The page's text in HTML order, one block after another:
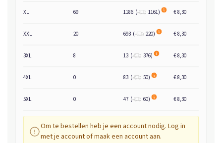
XL 69 1186 ( 1161) € 8,30
XXL 20 693 ( 220) € 8,30
3XL 8 13 ( 376) € 8,30
4XL 0 83 ( 50) € 8,30
5XL 0 47 ( 60) € 8,30
Om te bestellen heb je een account nodig. Log in
met je account of maak een account aan.